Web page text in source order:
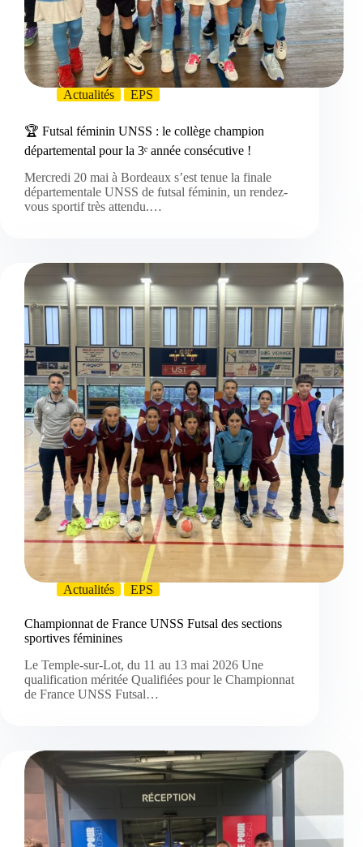
Actualités EPS
🏆 Futsal féminin UNSS : le collège champion
départemental pour la 3ᵉ année consécutive !
Mercredi 20 mai à Bordeaux s’est tenue la finale
départementale UNSS de futsal féminin, un rendez-
vous sportif très attendu.…
Actualités EPS
Championnat de France UNSS Futsal des sections
sportives féminines
Le Temple-sur-Lot, du 11 au 13 mai 2026 Une
qualification méritée Qualifiées pour le Championnat
de France UNSS Futsal…